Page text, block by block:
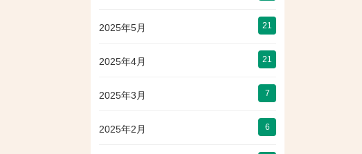
2025年5月 21
2025年4月 21
2025年3月 7
2025年2月 6